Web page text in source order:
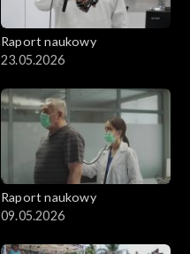
Raport naukowy
23.05.2026
Raport naukowy
09.05.2026